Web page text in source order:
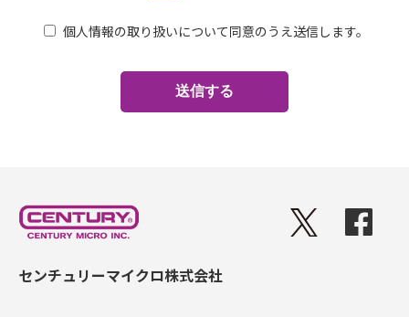
個人情報の取り扱いについて同意のうえ送信します。
センチュリーマイクロ株式会社